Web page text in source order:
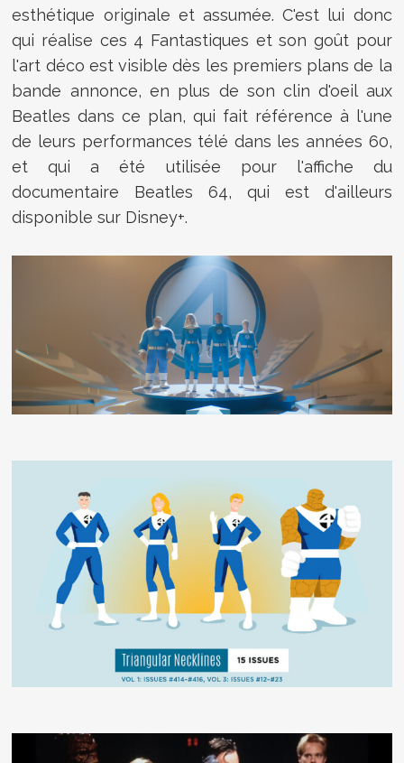
esthétique originale et assumée. C'est lui donc
qui réalise ces 4 Fantastiques et son goût pour
l'art déco est visible dès les premiers plans de la
bande annonce, en plus de son clin d'oeil aux
Beatles dans ce plan, qui fait référence à l'une
de leurs performances télé dans les années 60,
et qui a été utilisée pour l'affiche du
documentaire Beatles 64, qui est d'ailleurs
disponible sur Disney+.